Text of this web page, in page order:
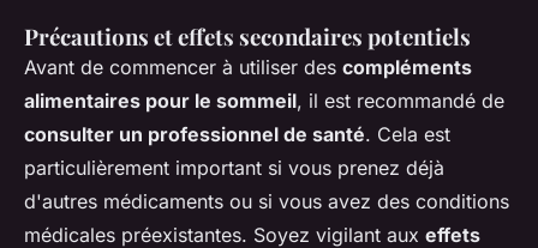
Précautions et effets secondaires potentiels
Avant de commencer à utiliser des compléments
alimentaires pour le sommeil, il est recommandé de
consulter un professionnel de santé. Cela est
particulièrement important si vous prenez déjà
d'autres médicaments ou si vous avez des conditions
médicales préexistantes. Soyez vigilant aux effets